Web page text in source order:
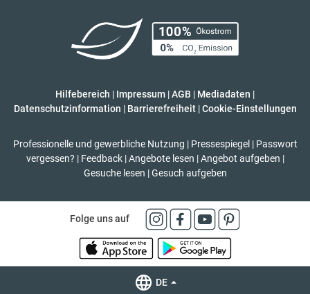
Hilfebereich | Impressum |AGB | Mediadaten |
Datenschutzinformation | Barrierefreiheit | Cookie-Einstellungen
Professionelle und gewerbliche Nutzung | Pressespiegel | Passwort
vergessen? | Feedback | Angebote lesen | Angebot aufgeben |
Gesuche lesen | Gesuch aufgeben
Folge uns auf
DE